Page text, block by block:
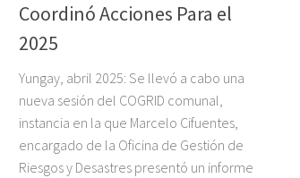
Coordinó Acciones Para el
2025
Yungay, abril 2025: Se llevó a cabo una
nueva sesión del COGRID comunal,
instancia en la que Marcelo Cifuentes,
encargado de la Oficina de Gestión de
Riesgos y Desastres presentó un informe